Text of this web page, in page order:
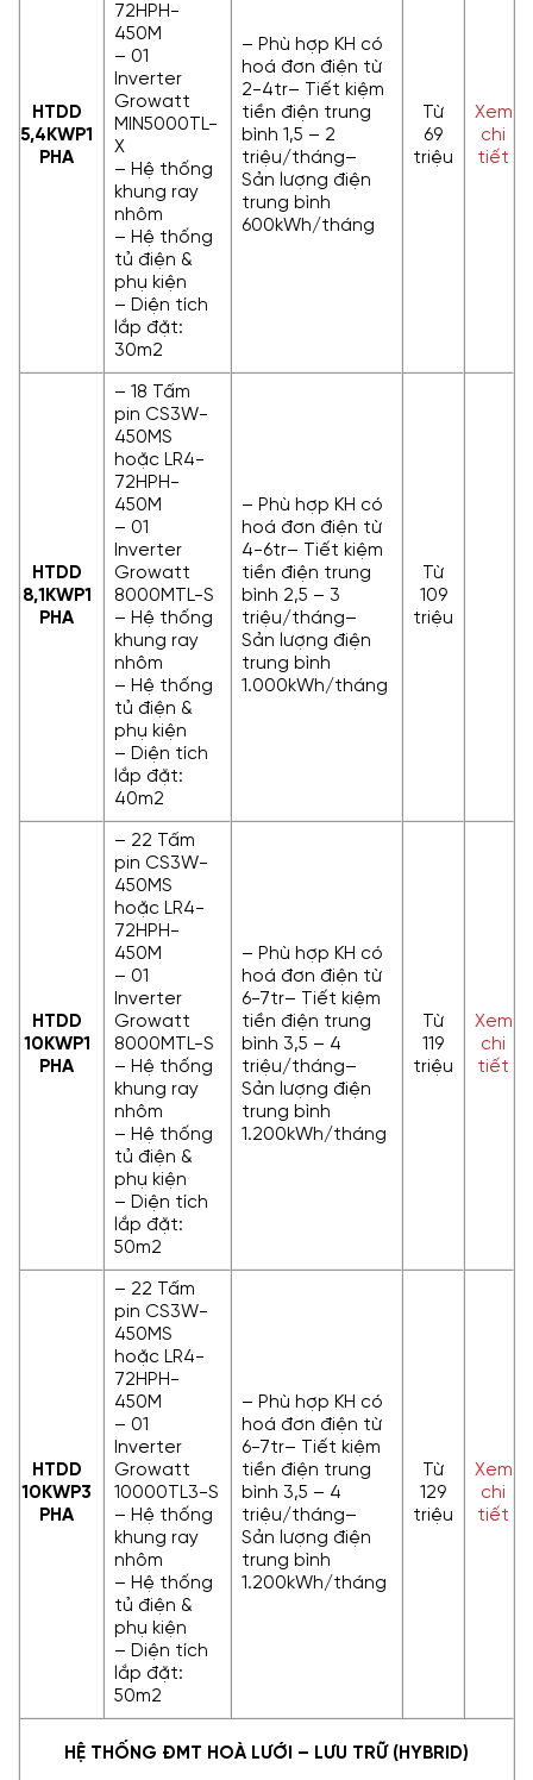
HTDD
5,4KWP1
PHA
72HPH-
450M
– 01
Inverter
Growatt
MIN5000TL-
X
– Hệ thống
khung ray
nhôm
– Hệ thống
tủ điện &
phụ kiện
– Diện tích
lắp đặt:
30m2
– Phù hợp KH có
hoá đơn điện từ
2-4tr– Tiết kiệm
tiền điện trung
bình 1,5 – 2
triệu/tháng–
Sản lượng điện
trung bình
600kWh/tháng
Từ
69
triệu
Xem
chi
tiết
HTDD
8,1KWP1
PHA
– 18 Tấm
pin CS3W-
450MS
hoặc LR4-
72HPH-
450M
– 01
Inverter
Growatt
8000MTL-S
– Hệ thống
khung ray
nhôm
– Hệ thống
tủ điện &
phụ kiện
– Diện tích
lắp đặt:
40m2
– Phù hợp KH có
hoá đơn điện từ
4-6tr– Tiết kiệm
tiền điện trung
bình 2,5 – 3
triệu/tháng–
Sản lượng điện
trung bình
1.000kWh/tháng
Từ
109
triệu
HTDD
10KWP1
PHA
– 22 Tấm
pin CS3W-
450MS
hoặc LR4-
72HPH-
450M
– 01
Inverter
Growatt
8000MTL-S
– Hệ thống
khung ray
nhôm
– Hệ thống
tủ điện &
phụ kiện
– Diện tích
lắp đặt:
50m2
– Phù hợp KH có
hoá đơn điện từ
6-7tr– Tiết kiệm
tiền điện trung
bình 3,5 – 4
triệu/tháng–
Sản lượng điện
trung bình
1.200kWh/tháng
Từ
119
triệu
Xem
chi
tiết
HTDD
10KWP3
PHA
– 22 Tấm
pin CS3W-
450MS
hoặc LR4-
72HPH-
450M
– 01
Inverter
Growatt
10000TL3-S
– Hệ thống
khung ray
nhôm
– Hệ thống
tủ điện &
phụ kiện
– Diện tích
lắp đặt:
50m2
– Phù hợp KH có
hoá đơn điện từ
6-7tr– Tiết kiệm
tiền điện trung
bình 3,5 – 4
triệu/tháng–
Sản lượng điện
trung bình
1.200kWh/tháng
Từ
129
triệu
Xem
chi
tiết
HỆ THỐNG ĐMT HOÀ LƯỚI – LƯU TRỮ (HYBRID)